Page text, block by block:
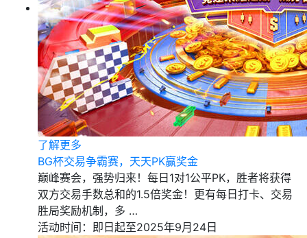
了解更多
BG杯交易争霸赛，天天PK赢奖金
巅峰赛会，强势归来！每日1对1公平PK，胜者将获得
双方交易手数总和的1.5倍奖金！更有每日打卡、交易
胜局奖励机制，多 …
活动时间：即日起至2025年9月24日